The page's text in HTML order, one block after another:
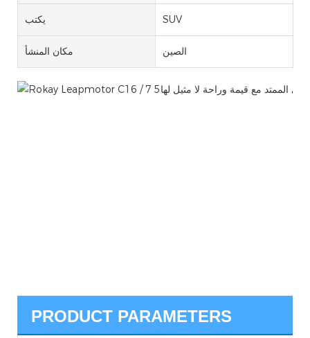
يكتب SUV
مكان المنشأ الصين
PRODUCT PARAMETERS